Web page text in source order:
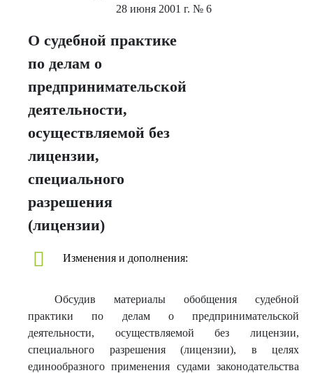
28 июня 2001 г. № 6
О судебной практике
по делам о
предпринимательской
деятельности,
осуществляемой без
лицензии,
специального
разрешения
(лицензии)
Изменения и дополнения:
Обсудив материалы обобщения судебной
практики по делам о предпринимательской
деятельности, осуществляемой без лицензии,
специального разрешения (лицензии), в целях
единообразного применения судами законодательства